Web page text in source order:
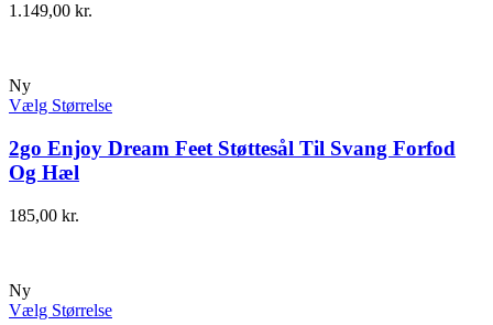
1.149,00 kr.
Ny
Vælg Størrelse
2go Enjoy Dream Feet Støttesål Til Svang Forfod
Og Hæl
185,00 kr.
Ny
Vælg Størrelse